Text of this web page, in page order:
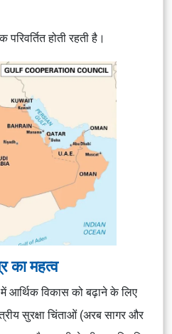
परिवर्तित होती रहती है।
का महत्व
आर्थिक विकास को बढ़ाने के लिए
सुरक्षा चिंताओं (अरब सागर और